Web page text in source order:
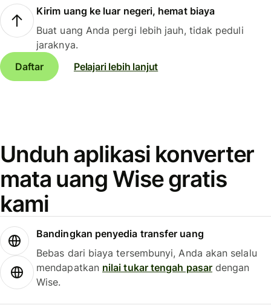
Kirim uang ke luar negeri, hemat biaya
Buat uang Anda pergi lebih jauh, tidak peduli
jaraknya.
Daftar
Pelajari lebih lanjut
Unduh aplikasi konverter
mata uang Wise gratis
kami
Bandingkan penyedia transfer uang
Bebas dari biaya tersembunyi, Anda akan selalu
mendapatkan nilai tukar tengah pasardengan
Wise.